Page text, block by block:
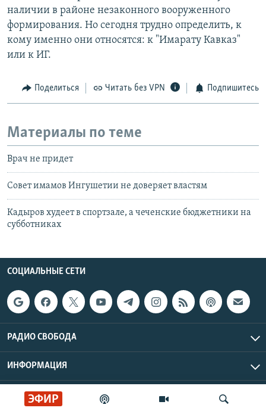
ЭФИР
наличии в районе незаконного вооруженного
формирования. Но сегодня трудно определить, к
кому именно они относятся: к "Имарату Кавказ"
или к ИГ.
Поделиться Читать без VPN Подпишитесь
Материалы по теме
Врач не придет
Совет имамов Ингушетии не доверяет властям
Кадыров худеет в спортзале, а чеченские бюджетники на
субботниках
СОЦИАЛЬНЫЕ СЕТИ
РАДИО СВОБОДА
ИНФОРМАЦИЯ
Радио Свобода © 2026 RFE/RL, Inc. | Все права защищены.